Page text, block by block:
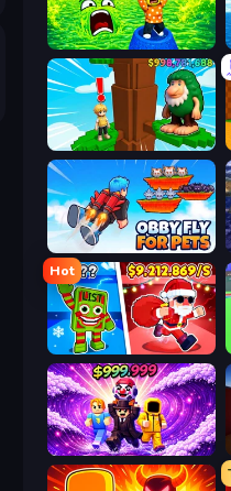
Save Memerots: Acid Lava lake
Steal Beanstalk for Brainrots
Obby Fly For Pets
Hot
Plants vs Brain Zombies
Obby - BrainWave